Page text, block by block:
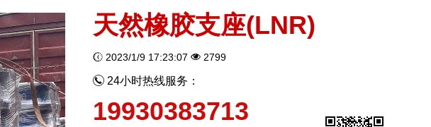
天然橡胶支座(LNR)
2023/1/9 17:23:07 2799
24小时热线服务：
19930383713